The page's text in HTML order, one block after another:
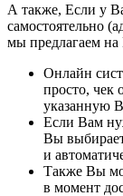
А также, Если у
самостоятельно
мы предлагаем
Онлайн
просто, чек
указанную
Если Вам
Вы
и
Также Вы
в момент